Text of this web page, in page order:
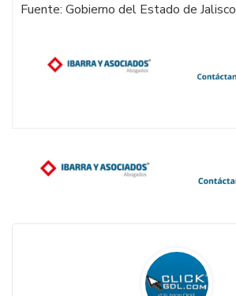
Fuente: Gobierno del Estado de Jalisco